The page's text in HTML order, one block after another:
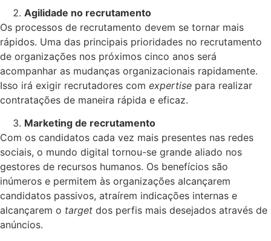
Agilidade no recrutamento
Os processos de recrutamento devem se tornar mais
rápidos. Uma das principais prioridades no recrutamento
de organizações nos próximos cinco anos será
acompanhar as mudanças organizacionais rapidamente.
Isso irá exigir recrutadores com expertise para realizar
contratações de maneira rápida e eficaz.
Marketing de recrutamento
Com os candidatos cada vez mais presentes nas redes
sociais, o mundo digital tornou-se grande aliado nos
gestores de recursos humanos. Os benefícios são
inúmeros e permitem às organizações alcançarem
candidatos passivos, atraírem indicações internas e
alcançarem o target dos perfis mais desejados através de
anúncios.